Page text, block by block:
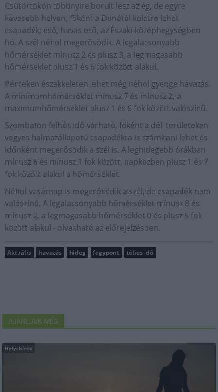
Csütörtökön többnyire borult lesz az ég, de egyre
kevesebb helyen, főként a Dunától keletre lehet
csapadék; eső, havas eső, az Északi-középhegységben
hó. A szél néhol megerősödik. A legalacsonyabb
hőmérséklet mínusz 2 és plusz 3, a legmagasabb
hőmérséklet plusz 1 és 6 fok között alakul.
Pénteken északkeleten lehet még néhol gyenge havazás.
A minimumhőmérséklet mínusz 7 és mínusz 2, a
maximumhőmérséklet plusz 1 és 6 fok között valószínű.
Szombaton felhős idő várható, főként a déli területeken
vegyes halmazállapotú csapadékra is számítani lehet és
időnként megerősödik a szél is. A leghidegebb órákban
mínusz 6 és mínusz 1 fok között, napközben plusz 1 és 7
fok között alakul a hőmérséklet.
Néhol vasárnap is megerősödik a szél, de csapadék nem
valószínű. A legalacsonyabb hőmérséklet mínusz 8 és
mínusz 2, a legmagasabb hőmérséklet 0 és plusz 5 fok
között alakul - olvasható az előrejelzésben.
Aktuális havazás hideg fagypont télies idő
AJÁNLJUK MÉG
Helyi hírek